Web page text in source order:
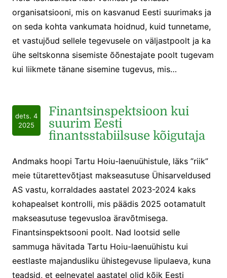
organisatsiooni, mis on kasvanud Eesti suurimaks ja
on seda kohta vankumata hoidnud, kuid tunnetame,
et vastujõud sellele tegevusele on väljastpoolt ja ka
ühe seltskonna sisemiste õõnestajate poolt tugevam
kui liikmete tänane sisemine tugevus, mis…
dets. 4
2025
Finantsinspektsioon kui
suurim Eesti
finantsstabiilsuse kõigutaja
Andmaks hoopi Tartu Hoiu-laenuühistule, läks ”riik”
meie tütarettevõtjast makseasutuse Ühisarveldused
AS vastu, korraldades aastatel 2023-2024 kaks
kohapealset kontrolli, mis päädis 2025 ootamatult
makseasutuse tegevusloa äravõtmisega.
Finantsinspektsooni poolt. Nad lootsid selle
sammuga hävitada Tartu Hoiu-laenuühistu kui
eestlaste majandusliku ühistegevuse lipulaeva, kuna
teadsid, et eelnevatel aastatel olid kõik Eesti